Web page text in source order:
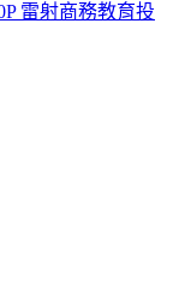
雷射商務教育投